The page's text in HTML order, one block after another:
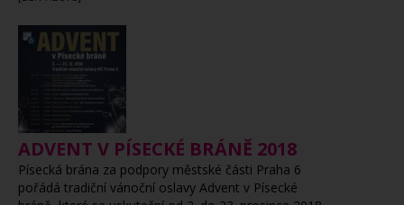
ADVENT V PÍSECKÉ BRÁNĚ 2018
Písecká brána za podpory městské části Praha 6
pořádá tradiční vánoční oslavy Advent v Písecké